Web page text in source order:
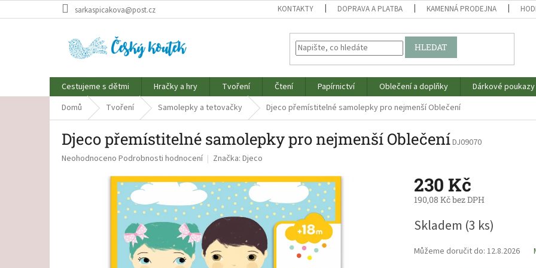
na
sarkaspicakova@post.cz KONTAKTY DOPRAVA A PLATBA KAMENNÁ PRODEJNA
HLEDAT
Cestujeme s dětmi Hračky a hry Tvoření Čtení Papírnictví Oblečení a doplňky Dárkové poukazy
Domů
Tvoření Samolepky a tetovačky Djeco přemístitelné samolepky pro nejmenší Oblečení
Djeco přemístitelné samolepky pro nejmenší OblečeníDJ09070
Průměrné
Neohodnoceno Podrobnosti hodnocení Značka: Djeco
230 Kč
190,08 Kč bez DPH
cena:
Skladem (3 ks)
Můžeme doručit do: 12.8.2026